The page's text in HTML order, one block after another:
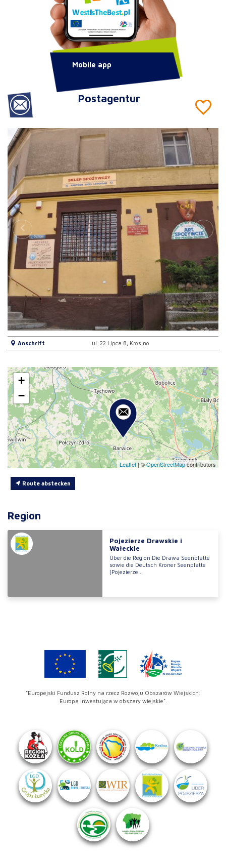
Postagentur
Anschrift ul. 22 Lipca 8, Krosino
+
−
Leaflet | ©OpenStreetMapcontributors
Route abstecken
Region
Pojezierze Drawskie i
Wałeckie
Über die Region Die Drawa Seenplatte
sowie die Deutsch Kroner Seenplatte
(Pojezierze...
Mobile app
"Europejski Fundusz Rolny na rzecz Rozwoju Obszarów Wiejskich:
Europa inwestująca w obszary wiejskie".